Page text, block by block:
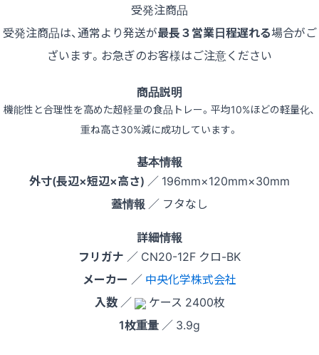
受発注商品
受発注商品は、通常より発送が最長３営業日程遅れる場合がご
ざいます。お急ぎのお客様はご注意ください
商品説明
機能性と合理性を高めた超軽量の食品トレー。平均10%ほどの軽量化、
重ね高さ30%減に成功しています。
基本情報
外寸(長辺×短辺×高さ) ／ 196mm×120mm×30mm
蓋情報 ／ フタなし
詳細情報
フリガナ ／ CN20-12F クロ-BK
メーカー ／ 中央化学株式会社
入数／
ケース 2400枚
1枚重量 ／ 3.9g